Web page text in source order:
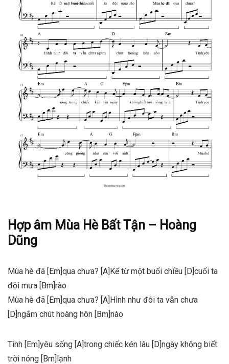
Hợp âm Mùa Hè Bất Tận – Hoàng
Dũng
Mùa hè đã [Em]qua chưa? [A]Kể từ một buổi chiều [D]cuối ta
đội mưa [Bm]rào
Mùa hè đã [Em]qua chưa? [A]Hình như đôi ta vẫn chưa
[D]ngắm chút hoàng hôn [Bm]nào
Tình [Em]yêu sống [A]trong chiếc kén lâu [D]ngày không biết
trời nóng [Bm]lạnh